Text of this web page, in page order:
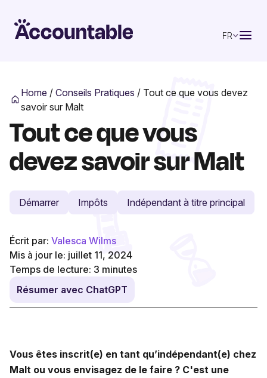
FR
Home /Conseils Pratiques / Tout ce que vous devez
savoir sur Malt
Tout ce que vous
devez savoir sur Malt
Démarrer Impôts Indépendant à titre principal
Écrit par: Valesca Wilms
Mis à jour le: juillet 11, 2024
Temps de lecture: 3 minutes
Résumer avec ChatGPT
Vous êtes inscrit(e) en tant qu’indépendant(e) chez
Malt ou vous envisagez de le faire ? C'est une